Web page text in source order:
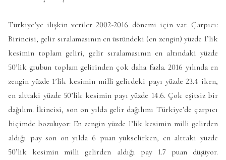
Türkiye’ye ilişkin veriler 2002-2016 dönemi için var. Çarpıcı:
Birincisi, gelir sıralamasının en üstündeki (en zengin) yüzde 1’lik
kesimin toplam geliri, gelir sıralamasının en altındaki yüzde
50’lik grubun toplam gelirinden çok daha fazla. 2016 yılında en
zengin yüzde 1’lik kesimin milli gelirdeki payı yüzde 23.4 iken,
en alttaki yüzde 50’lik kesimin payı yüzde 14.6. Çok eşitsiz bir
dağılım. İkincisi, son on yılda gelir dağılımı Türkiye’de çarpıcı
biçimde bozuluyor: En zengin yüzde 1’lik kesimin milli gelirden
aldığı pay son on yılda 6 puan yükselirken, en alttaki yüzde
50’lik kesimin milli gelirden aldığı pay 1.7 puan düşüyor.